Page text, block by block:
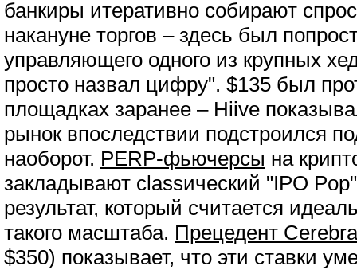
банкиры итеративно собирают
накануне торгов – здесь был
управляющего одного из крупных
просто назвал цифру". $135 был
площадках заранее – Hiive
рынок впоследствии подстроился
наоборот. PERP-фьючерсы на
закладывают classический "IPO
результат, который считается
такого масштаба. Прецедент
$350) показывает, что эти ставки